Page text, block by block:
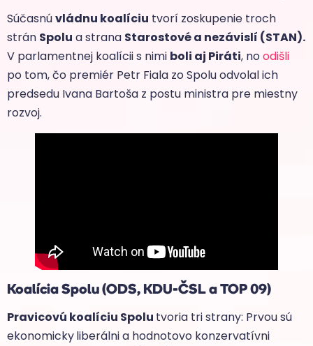
Súčasnúvládnu koalíciu tvorí zoskupenie troch
strán Spolu a strana Starostové a nezávislí (STAN).
V parlamentnej koalícii s nimi boli aj Piráti, noodišli
po tom, čo premiér Petr Fiala zo Spolu odvolal ich
predsedu Ivana Bartoša z postu ministra pre miestny
rozvoj.
Koalícia Spolu (ODS, KDU-ČSL a TOP 09)
Pravicovú koalíciu Spolu tvoria tri strany: Prvou sú
ekonomickyliberálni a hodnotovo konzervatívni